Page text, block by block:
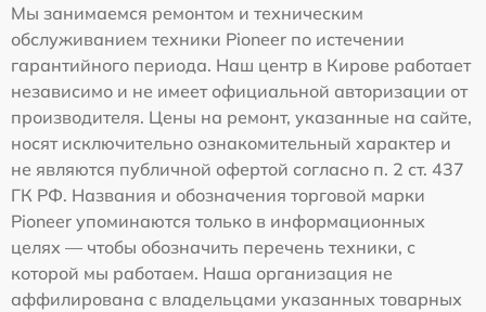
Мы занимаемся ремонтом и техническим
обслуживанием техники Pioneer по истечении
гарантийного периода. Наш центр в Кирове работает
независимо и не имеет официальной авторизации от
производителя. Цены на ремонт, указанные на сайте,
носят исключительно ознакомительный характер и
не являются публичной офертой согласно п. 2 ст. 437
ГК РФ. Названия и обозначения торговой марки
Pioneer упоминаются только в информационных
целях — чтобы обозначить перечень техники, с
которой мы работаем. Наша организация не
аффилирована с владельцами указанных товарных